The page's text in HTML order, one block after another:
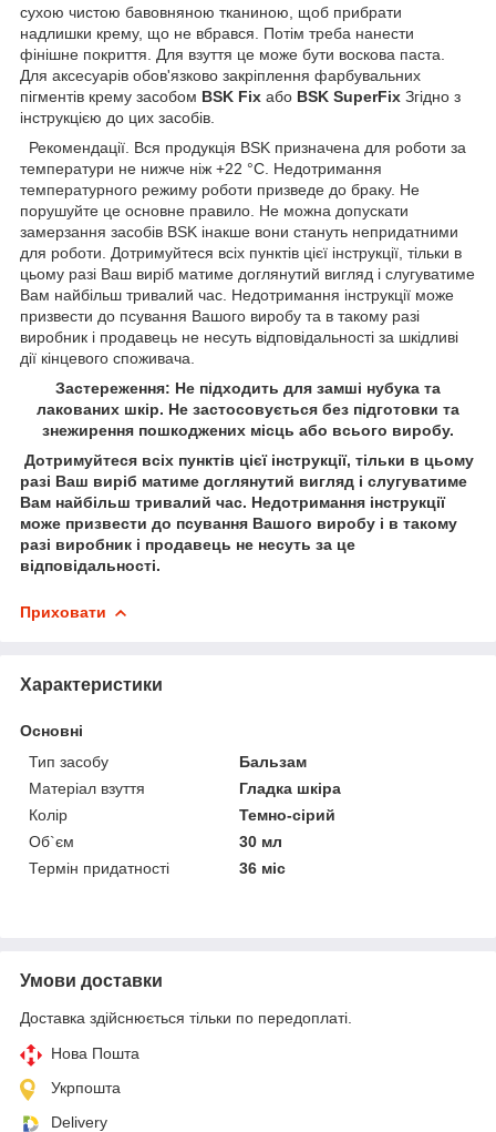
сухою чистою бавовняною тканиною, щоб прибрати
надлишки крему, що не вбрався. Потім треба нанести
фінішне покриття. Для взуття це може бути воскова паста.
Для аксесуарів обов'язково закріплення фарбувальних
пігментів крему засобом BSK Fix або BSK SuperFix Згідно з
інструкцією до цих засобів.
Рекомендації. Вся продукція BSK призначена для роботи за
температури не нижче ніж +22 °C. Недотримання
температурного режиму роботи призведе до браку. Не
порушуйте це основне правило. Не можна допускати
замерзання засобів BSK інакше вони стануть непридатними
для роботи. Дотримуйтеся всіх пунктів цієї інструкції, тільки в
цьому разі Ваш виріб матиме доглянутий вигляд і слугуватиме
Вам найбільш тривалий час. Недотримання інструкції може
призвести до псування Вашого виробу та в такому разі
виробник і продавець не несуть відповідальності за шкідливі
дії кінцевого споживача.
Застереження: Не підходить для замші нубука та
лакованих шкір. Не застосовується без підготовки та
знежирення пошкоджених місць або всього виробу.
Дотримуйтеся всіх пунктів цієї інструкції, тільки в цьому
разі Ваш виріб матиме доглянутий вигляд і слугуватиме
Вам найбільш тривалий час. Недотримання інструкції
може призвести до псування Вашого виробу і в такому
разі виробник і продавець не несуть за це
відповідальності.
Приховати
Характеристики
Основні
Тип засобу
Бальзам
Матеріал взуття
Гладка шкіра
Колір
Темно-сірий
Об`єм
30 мл
Термін придатності
36 міс
Умови доставки
Доставка здійснюється тільки по передоплаті.
Нова Пошта
Укрпошта
Delivery